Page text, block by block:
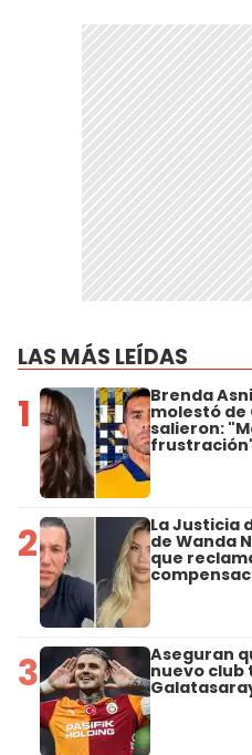
LAS MÁS LEÍDAS
1 Brenda
molestó de
salieron:
2 La Justicia
de Wanda
que
3 Aseguran
nuevo club